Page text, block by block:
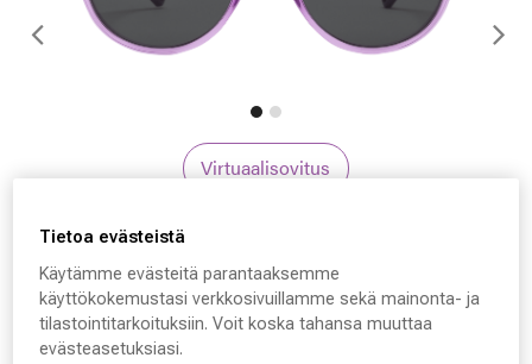
Edellinen
Virtuaalisovitus
Polaroid Kids PLD
8059/S, 789M9 47 - 16 -
Tietoa evästeistä
Käytämme evästeitä parantaaksemme
käyttökokemustasi verkkosivuillamme sekä mainonta- ja
tilastointitarkoituksiin. Voit koska tahansa muuttaa
evästeasetuksiasi.